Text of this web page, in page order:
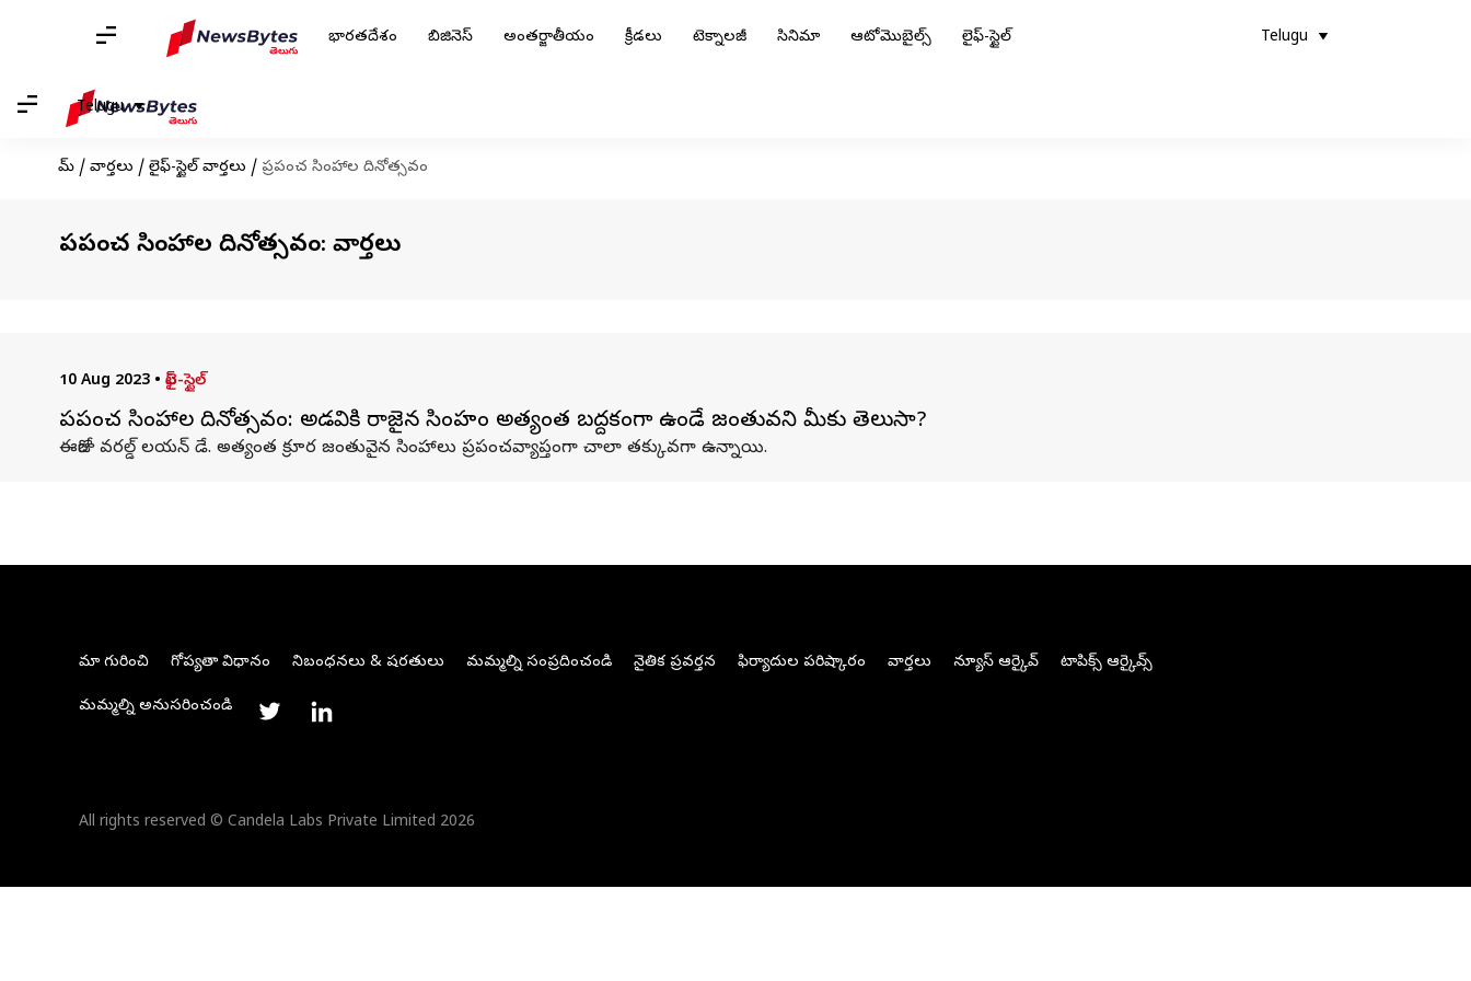
భారతదేశం బిజినెస్ అంతర్జాతీయం క్రీడలు టెక్నాలజీ సినిమా ఆటోమొబైల్స్ లైఫ్-స్టైల్ Telugu
Telugu
హోమ్ / వార్తలు / లైఫ్-స్టైల్ వార్తలు / ప్రపంచ సింహాల దినోత్సవం
ప్రపంచ సింహాల దినోత్సవం: వార్తలు
10 Aug 2023 • లైఫ్-స్టైల్
ప్రపంచ సింహాల దినోత్సవం: అడవికి రాజైన సింహం అత్యంత బద్దకంగా ఉండే జంతువని మీకు తెలుసా?
ఈరోజు వరల్డ్ లయన్ డే. అత్యంత క్రూర జంతువైన సింహాలు ప్రపంచవ్యాప్తంగా చాలా తక్కువగా ఉన్నాయి.
మా గురించి గోప్యతా విధానం నిబంధనలు & షరతులు మమ్మల్ని సంప్రదించండి నైతిక ప్రవర్తన ఫిర్యాదుల పరిష్కారం వార్తలు న్యూస్ ఆర్కైవ్ టాపిక్స్ ఆర్కైవ్స్
మమ్మల్ని అనుసరించండి
All rights reserved © Candela Labs Private Limited 2026